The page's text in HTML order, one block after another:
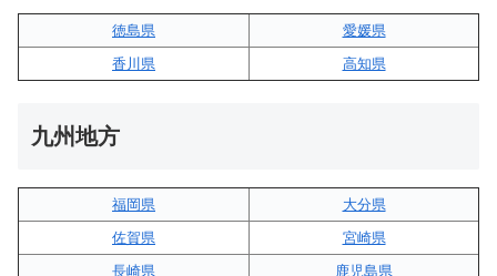
徳島県
愛媛県
香川県
高知県
九州地方
福岡県
大分県
佐賀県
宮崎県
長崎県
鹿児島県